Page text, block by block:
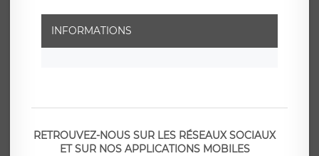
INFORMATIONS
RETROUVEZ-NOUS SUR LES RÉSEAUX SOCIAUX
ET SUR NOS APPLICATIONS MOBILES